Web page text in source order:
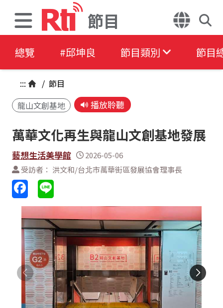
節目
總覽 #邱坤良 節目類別 節目
::: / 節目
龍山文創基地
播放聆聽
萬華文化再生與龍山文創基地發展
藝想生活美學館
2026-05-06
受訪者： 洪文和/台北市萬華街區發展協會理事長